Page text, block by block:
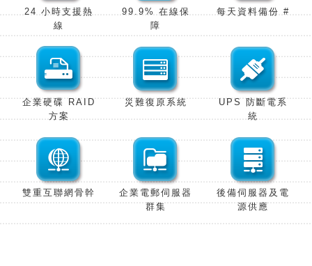
24 小時支援熱
線
99.9% 在線保
障
每天資料備份 #
企業硬碟 RAID
方案
災難復原系統
UPS 防斷電系
統
雙重互聯網骨幹
企業電郵伺服器
群集
後備伺服器及電
源供應